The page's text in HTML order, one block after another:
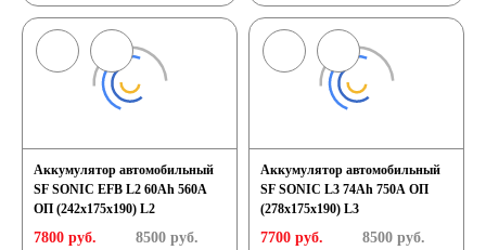
Аккумулятор автомобильный
SF SONIC EFB L2 60Ah 560A
ОП (242х175х190) L2
7800 руб. 8500руб.
Аккумулятор автомобильный
SF SONIC L3 74Ah 750A ОП
(278х175х190) L3
7700 руб. 8500руб.